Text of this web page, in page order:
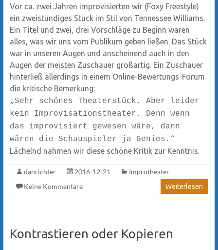
Vor ca. zwei Jahren improvisierten wir (Foxy Freestyle)
ein zweistündiges Stück im Stil von Tennessee Williams.
Ein Titel und zwei, drei Vorschläge zu Beginn waren
alles, was wir uns vom Publikum geben ließen. Das Stück
war in unseren Augen und anscheinend auch in den
Augen der meisten Zuschauer großartig. Ein Zuschauer
hinterließ allerdings in einem Online-Bewertungs-Forum
die kritische Bemerkung:
„Sehr schönes Theaterstück. Aber leider
kein Improvisationstheater. Denn wenn
das improvisiert gewesen wäre, dann
wären die Schauspieler ja Genies.“
Lächelnd nahmen wir diese schöne Kritik zur Kenntnis.
danrichter 2016-12-21
Improtheater
Keine Kommentare
Weiterlesen
Kontrastieren oder Kopieren